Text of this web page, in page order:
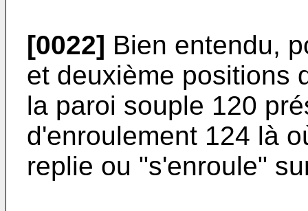
[0022] Bien entendu,
et deuxième positions
la paroi souple 120
d'enroulement 124 là
replie ou "s'enroule"